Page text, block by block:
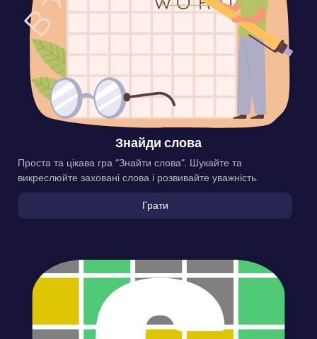
Знайди слова
Проста та цікава гра “Знайти слова”. Шукайте та
викреслюйте заховані слова і розвивайте уважність.
Грати